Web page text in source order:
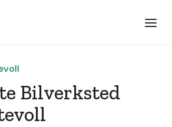
Bilverksted